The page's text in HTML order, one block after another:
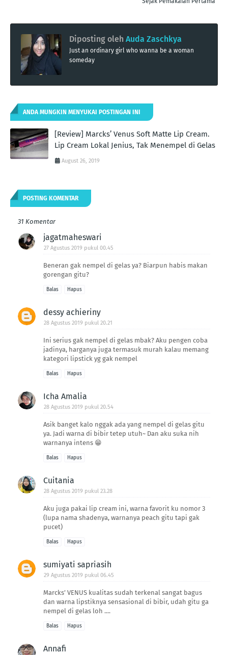
Diposting oleh Auda Zaschkya
Just an ordinary girl who wanna be a woman
someday
ANDA MUNGKIN MENYUKAI POSTINGAN INI
[Review] Marcks’ Venus Soft Matte Lip Cream.
Lip Cream Lokal Jenius, Tak Menempel di Gelas
August 26, 2019
POSTING KOMENTAR
31 Komentar
jagatmaheswari
27 Agustus 2019 pukul 00.45
Beneran gak nempel di gelas ya? Biarpun habis makan
gorengan gitu?
Balas Hapus
dessy achieriny
28 Agustus 2019 pukul 20.21
Ini serius gak nempel di gelas mbak? Aku pengen coba
jadinya, harganya juga termasuk murah kalau memang
kategori lipstick yg gak nempel
Balas Hapus
Icha Amalia
28 Agustus 2019 pukul 20.54
Asik banget kalo nggak ada yang nempel di gelas gitu
ya. Jadi warna di bibir tetep utuh~ Dan aku suka nih
warnanya intens 😁
Balas Hapus
Cuitania
28 Agustus 2019 pukul 23.28
Aku juga pakai lip cream ini, warna favorit ku nomor 3
(lupa nama shadenya, warnanya peach gitu tapi gak
pucet)
Balas Hapus
sumiyati sapriasih
29 Agustus 2019 pukul 06.45
Marcks’ VENUS kualitas sudah terkenal sangat bagus
dan warna lipstiknya sensasional di bibir, udah gitu ga
nempel di gelas loh ....
Balas Hapus
Annafi